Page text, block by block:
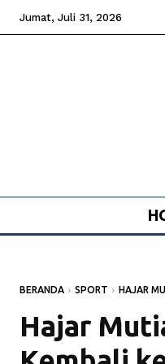
Jumat, Juli 31, 2026
BERANDA SPORT HAJAR
Hajar